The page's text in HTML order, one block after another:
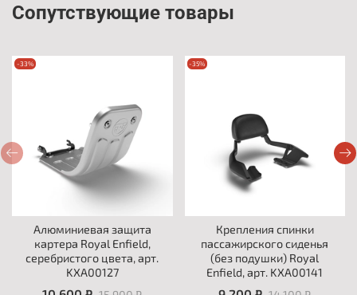
Сопутствующие товары
-33%
Алюминиевая защита
картера Royal Enfield,
серебристого цвета, арт.
KXA00127
-35%
Крепления спинки
пассажирского сиденья
(без подушки) Royal
Enfield, арт. KXA00141